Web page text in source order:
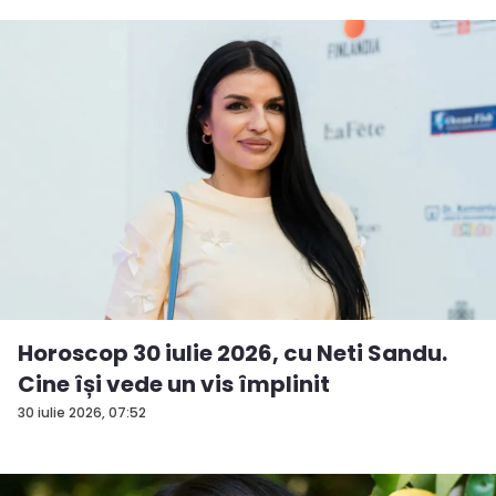
30 iulie 2026, 07:52
Horoscop 30 iulie 2026, cu Neti Sandu.
Cine își vede un vis împlinit